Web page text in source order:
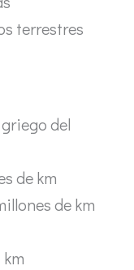
terrestres
del
de km
de km